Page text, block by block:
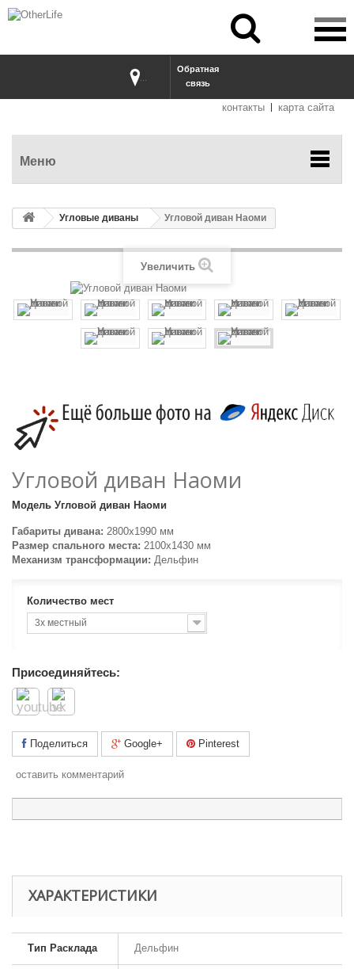
Обратная
связь
контакты карта сайта
Меню
Угловые диваны Угловой диван Наоми
Увеличить
Угловой диван Наоми
Модель Угловой диван Наоми
Габариты дивана: 2800х1990 мм
Размер спального места: 2100х1430 мм
Механизм трансформации: Дельфин
Количество мест
3х местный
Присоединяйтесь:
Поделиться Google+ Pinterest
оставить комментарий
ХАРАКТЕРИСТИКИ
Тип Расклада Дельфин
